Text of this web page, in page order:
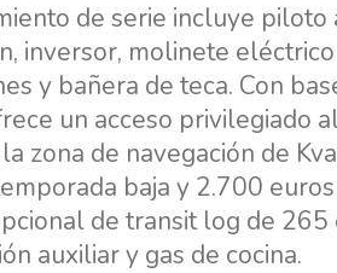
de serie incluye
inversor, molinete
y bañera de teca. Con
un acceso privilegiado
zona de navegación de
baja y 2.700
de transit log de
auxiliar y gas de cocina.